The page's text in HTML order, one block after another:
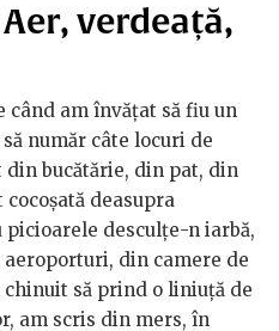
verdeață,
când am învățat să fiu un
număr câte locuri de
din bucătărie, din pat, din
deasupra
desculțe-n iarbă,
din camere de
să prind o liniuță de
am scris din mers, în